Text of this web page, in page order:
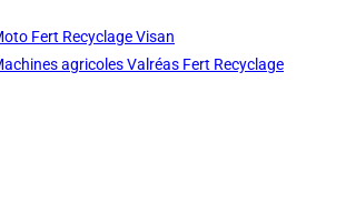
Fert Recyclage Visan
agricoles Valréas Fert Recyclage